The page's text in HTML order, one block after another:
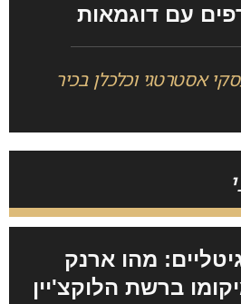
עם דוגמאות
אסטרטגי וכלכלן בכיר
מהו ארנק
ברשת הלוקצ'יין